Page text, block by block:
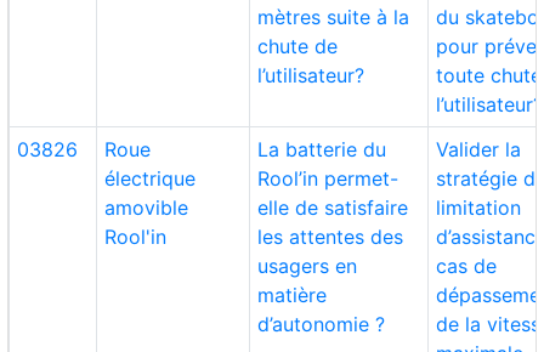
mètres suite à la
chute de
l’utilisateur?
du
pour
toute
l’utilisateur?
03826
Roue
électrique
amovible
Rool'in
La batterie du
Rool’in permet-
elle de satisfaire
les attentes des
usagers en
matière
d’autonomie ?
Valider la
stratégie
limitation
cas de
de la